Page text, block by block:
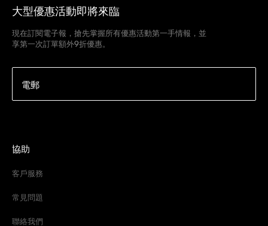
大型優惠活動即將來臨
現在訂閱電子報，搶先掌握所有優惠活動第一手情報，並
享第一次訂單額外9折優惠。
電郵
協助
客戶服務
常見問題
聯絡我們